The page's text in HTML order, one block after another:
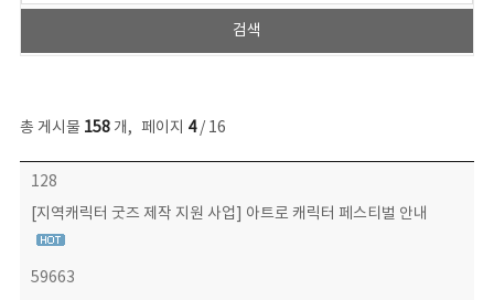
총 게시물 158개, 페이지 4/ 16
콘텐츠이슈 목록 - 번호, 제목, 작성자, 파일, 조회수, 작성일 정보 제공
128
[지역캐릭터 굿즈 제작 지원 사업] 아트로 캐릭터 페스티벌 안내
59663